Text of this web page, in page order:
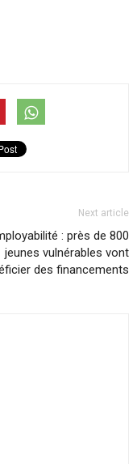
Next article
: près de 800
jeunes vulnérables vont
des financements